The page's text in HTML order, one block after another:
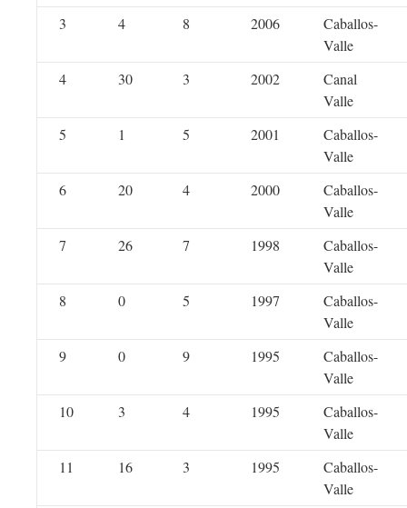
3
4 8 2006
Caballos-
Valle
4
30 3 2002
Canal
Valle
5
1 5 2001
Caballos-
Valle
6
20 4 2000
Caballos-
Valle
7
26 7 1998
Caballos-
Valle
8
0 5 1997
Caballos-
Valle
9
0 9 1995
Caballos-
Valle
10
3 4 1995
Caballos-
Valle
11
16 3 1995
Caballos-
Valle